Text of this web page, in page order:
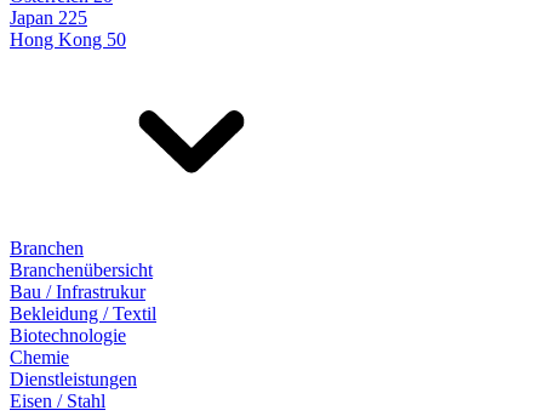
Japan 225
Hong Kong 50
Branchen
Branchenübersicht
Bau / Infrastrukur
Bekleidung / Textil
Biotechnologie
Chemie
Dienstleistungen
Eisen / Stahl